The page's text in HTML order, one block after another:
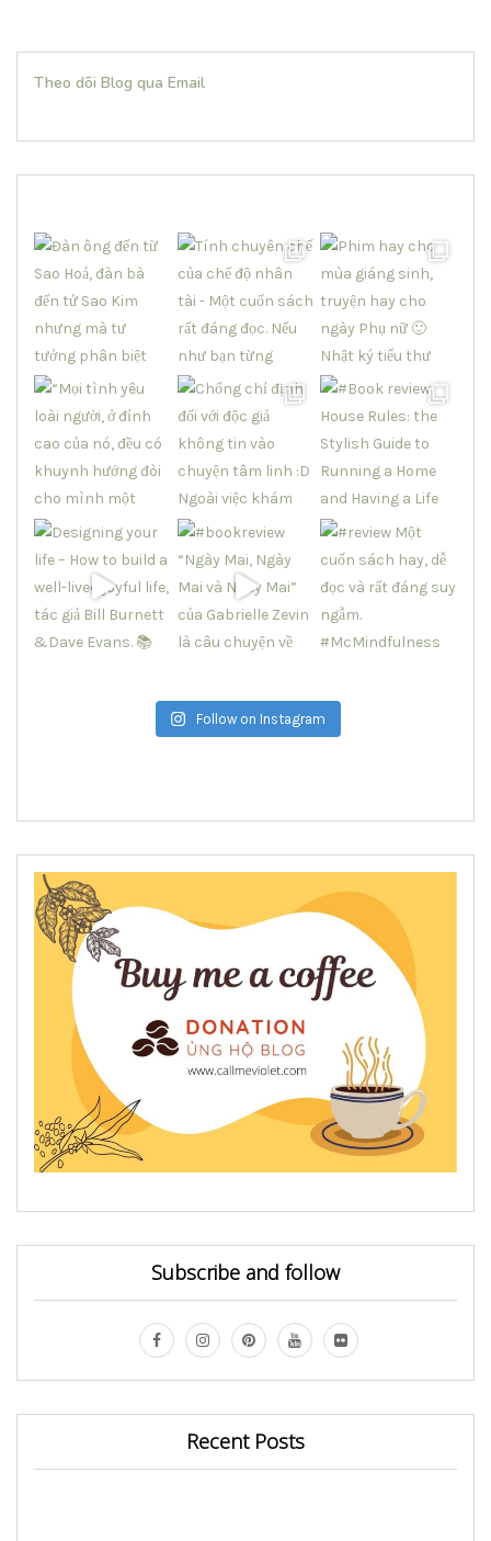
Theo dõi Blog qua Email
Follow on Instagram
Subscribe and follow
Recent Posts